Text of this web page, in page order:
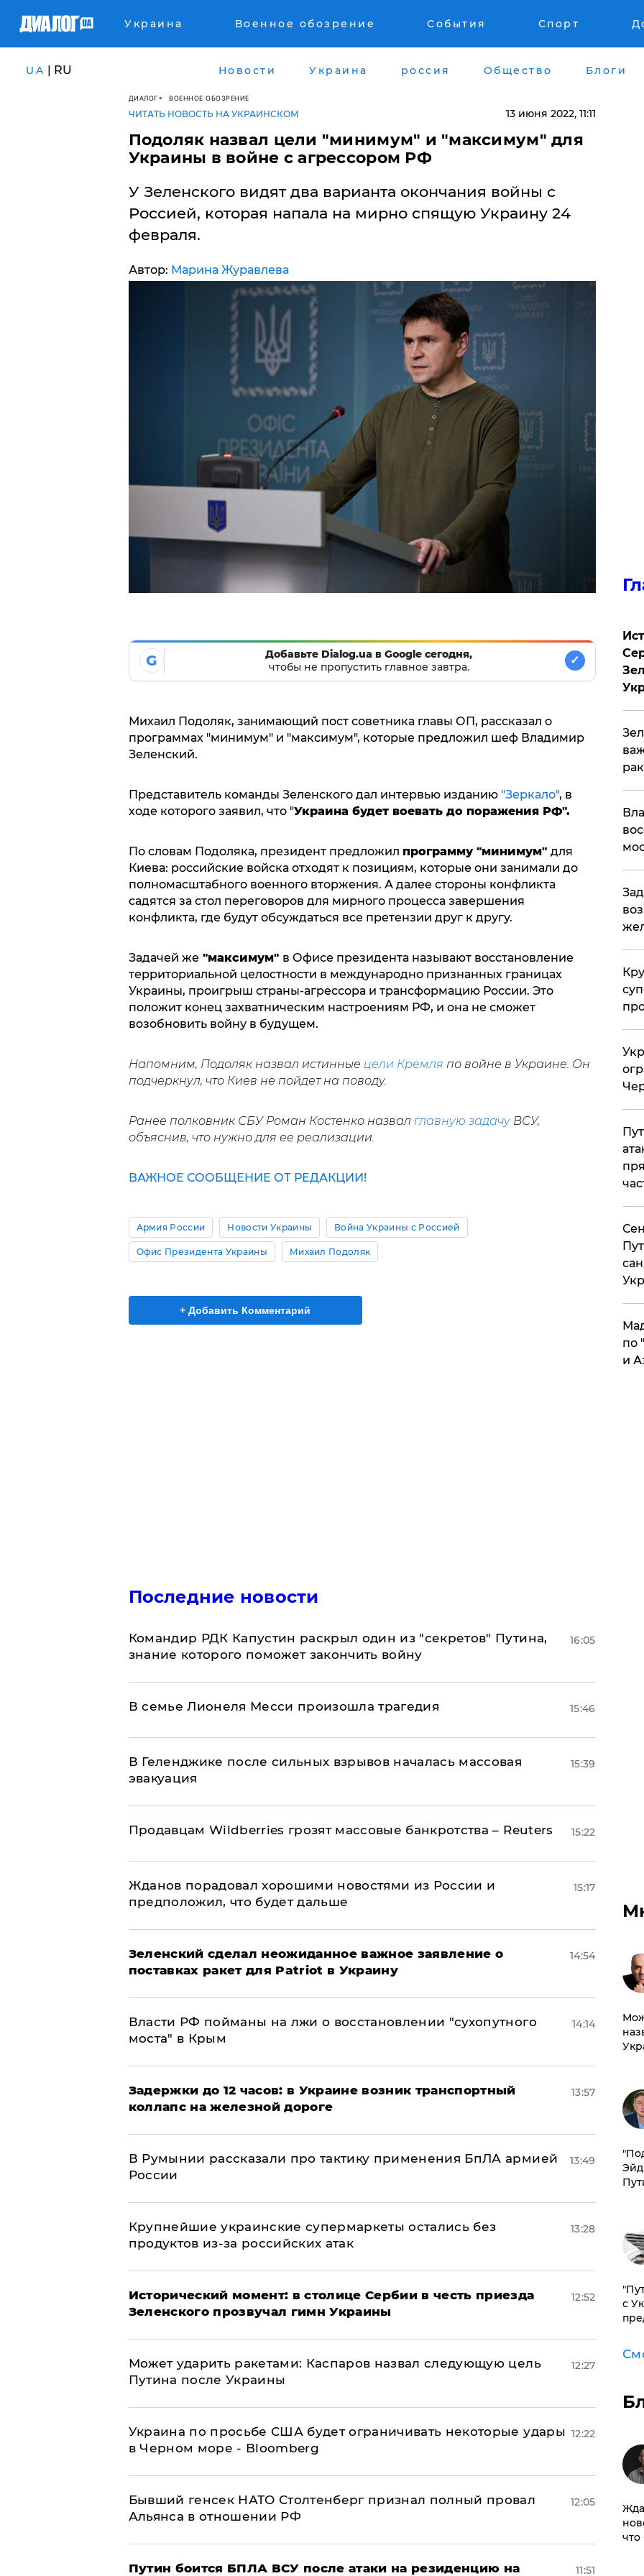
Украина Военное обозрение События Спорт
UA | RU Новости Украина россия Общество Блоги
ДИАЛОГ ВОЕННОЕ ОБОЗРЕНИЕ
ЧИТАТЬ НОВОСТЬ НА УКРАИНСКОМ 13 июня 2022, 11:11
​Подоляк назвал цели "минимум" и "максимум" для
Украины в войне с агрессором РФ
У Зеленского видят два варианта окончания войны с
Россией, которая напала на мирно спящую Украину 24
февраля.
Автор: Марина Журавлева
G
Добавьте Dialog.ua в Google сегодня,
чтобы не пропустить главное завтра.
✓
Михаил Подоляк, занимающий пост советника главы ОП, рассказал о
программах "минимум" и "максимум", которые предложил шеф Владимир
Зеленский.
Представитель команды Зеленского дал интервью изданию "Зеркало", в
ходе которого заявил, что "Украина будет воевать до поражения РФ".
По словам Подоляка, президент предложил программу "минимум" для
Киева: российские войска отходят к позициям, которые они занимали до
полномасштабного военного вторжения. А далее стороны конфликта
садятся за стол переговоров для мирного процесса завершения
конфликта, где будут обсуждаться все претензии друг к другу.
Задачей же"максимум" в Офисе президента называют восстановление
территориальной целостности в международно признанных границах
Украины, проигрыш страны-агрессора и трансформацию России. Это
положит конец захватническим настроениям РФ, и она не сможет
возобновить войну в будущем.
Напомним, Подоляк назвал истинные цели Кремля по войне в Украине. Он
подчеркнул, что Киев не пойдет на поводу.
Ранее полковник СБУ Роман Костенко назвал главную задачуВСУ,
объяснив, что нужно для ее реализации.
ВАЖНОЕ СООБЩЕНИЕ ОТ РЕДАКЦИИ!
Армия России Новости Украины Война Украины с Россией
Офис Президента Украины Михаил Подоляк
+ Добавить Комментарий
Последние новости
Командир РДК Капустин раскрыл один из "секретов" Путина,
знание которого поможет закончить войну
16:05
В семье Лионеля Месси произошла трагедия 15:46
В Геленджике после сильных взрывов началась массовая
эвакуация
15:39
Продавцам Wildberries грозят массовые банкротства – Reuters 15:22
Жданов порадовал хорошими новостями из России и
предположил, что будет дальше
15:17
Зеленский сделал неожиданное важное заявление о
поставках ракет для Patriot в Украину
14:54
Власти РФ пойманы на лжи о восстановлении "сухопутного
моста" в Крым
14:14
Задержки до 12 часов: в Украине возник транспортный
коллапс на железной дороге
13:57
В Румынии рассказали про тактику применения БпЛА армией
России
13:49
Крупнейшие украинские супермаркеты остались без
продуктов из-за российских атак
13:28
Исторический момент: в столице Сербии в честь приезда
Зеленского прозвучал гимн Украины
12:52
Может ударить ракетами: Каспаров назвал следующую цель
Путина после Украины
12:27
Украина по просьбе США будет ограничивать некоторые удары
в Черном море - Bloomberg
12:22
Бывший генсек НАТО Столтенберг признал полный провал
Альянса в отношении РФ
12:05
Путин боится БПЛА ВСУ после атаки на резиденцию на 11:51
по
и
с
что